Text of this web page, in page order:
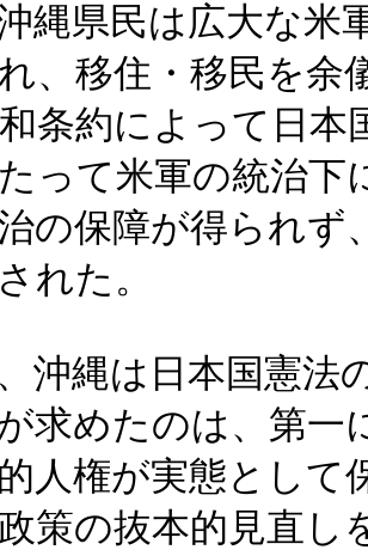
縄県民は広大な米
、移住・移民を
条約によって日本
って米軍の統治下
の保障が得られず
れた。
沖縄は日本国憲法
求めたのは、第一
人権が実態として
策の抜本的見直し